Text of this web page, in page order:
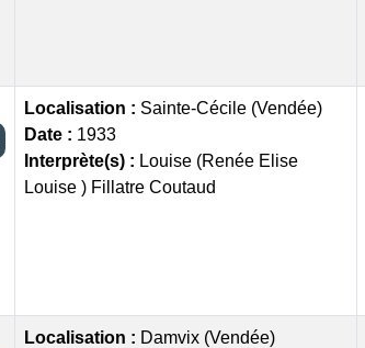
Localisation : Sainte-Cécile (Vendée)
Date : 1933
Interprète(s) : Louise (Renée Elise
Louise ) Fillatre Coutaud
Localisation : Damvix (Vendée)